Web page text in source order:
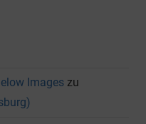
Images zu